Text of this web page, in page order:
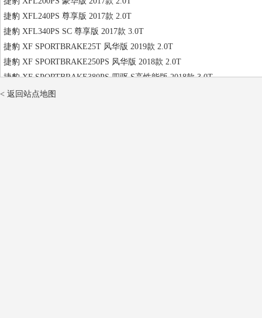
捷豹 XFL240PS 尊享版 2017款 2.0T
捷豹 XFL340PS SC 尊享版 2017款 3.0T
捷豹 XF SPORTBRAKE25T 风华版 2019款 2.0T
捷豹 XF SPORTBRAKE250PS 风华版 2018款 2.0T
捷豹 XF SPORTBRAKE380PS 四驱 S高性能版 2018款 3.0T
捷豹 XF风华版 2016款 2.0T
< 返回站点地图